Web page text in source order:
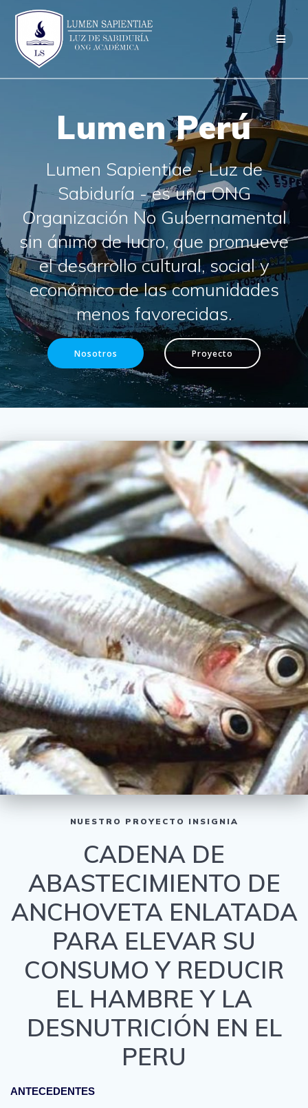
Lumen Perú
Lumen Sapientiae - Luz de
Sabiduría - es una ONG
Organización No Gubernamental
sin ánimo de lucro, que promueve
el desarrollo cultural, social y
económico de las comunidades
menos favorecidas.
Nosotros Proyecto
NUESTRO PROYECTO INSIGNIA
CADENA DE
ABASTECIMIENTO DE
ANCHOVETA ENLATADA
PARA ELEVAR SU
CONSUMO Y REDUCIR
EL HAMBRE Y LA
DESNUTRICIÓN EN EL
PERU
ANTECEDENTES